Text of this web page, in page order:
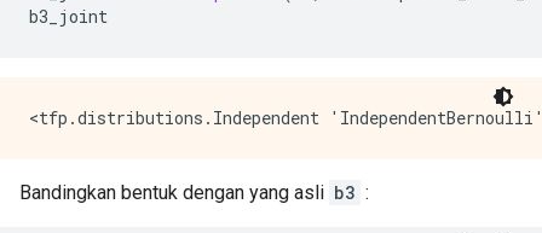
b3_joint
Bandingkan bentuk dengan yang asli b3 :